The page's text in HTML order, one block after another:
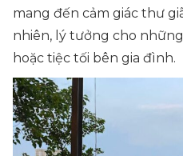
mang đến cảm giác thư
nhiên, lý tưởng cho
hoặc tiệc tối bên gia đình.